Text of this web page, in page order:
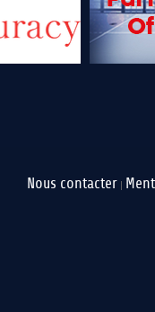
Nous contacter |